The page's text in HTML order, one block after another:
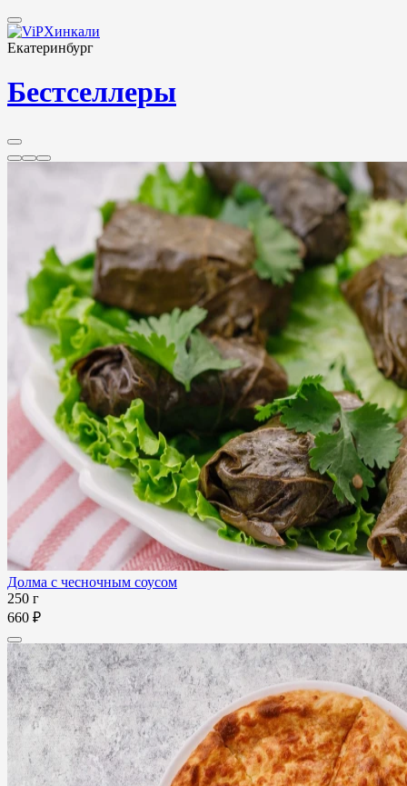
Екатеринбург
Бестселлеры
Долма с чесночным соусом
250 г
660 ₽